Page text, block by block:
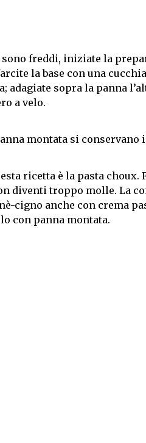
freddi, iniziate la
la base con una
adagiate sopra la panna
a velo.
montata si
ricetta è la pasta choux.
diventi troppo molle. La
cigno anche con crema
con panna montata.